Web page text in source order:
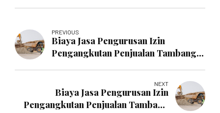
PREVIOUS
Biaya Jasa Pengurusan Izin
Pengangkutan Penjualan Tambang
NEXT
Biaya Jasa Pengurusan Izin
Pengangkutan Penjualan Tambang